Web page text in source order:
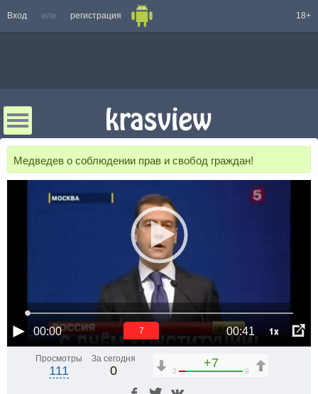
Вход или регистрация 18+
Медведев о соблюдении прав и свобод граждан!
00:00 00:41 1x
7
Просмотры
111
За сегодня
0
+7
2 9